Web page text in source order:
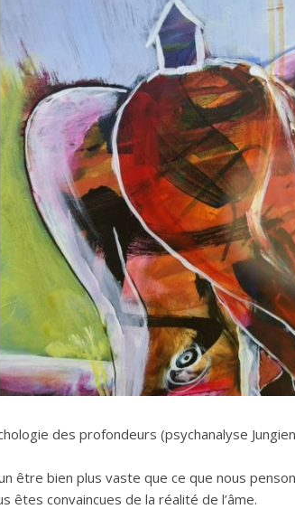
des profondeurs (psychanalyse
être bien plus vaste que ce que nous
êtes convaincues de la réalité de l’âme.